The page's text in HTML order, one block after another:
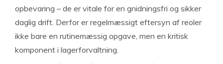
opbevaring – de er vitale for en gnidningsfri og sikker
daglig drift. Derfor er regelmæssigt eftersyn af reoler
ikke bare en rutinemæssig opgave, men en kritisk
komponent i lagerforvaltning.